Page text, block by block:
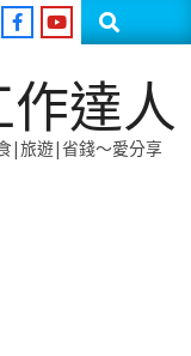
Search
作達人
|旅遊|省錢～愛分享